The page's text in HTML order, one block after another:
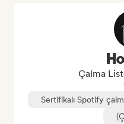
Çalma
Sertifikalı Spotify